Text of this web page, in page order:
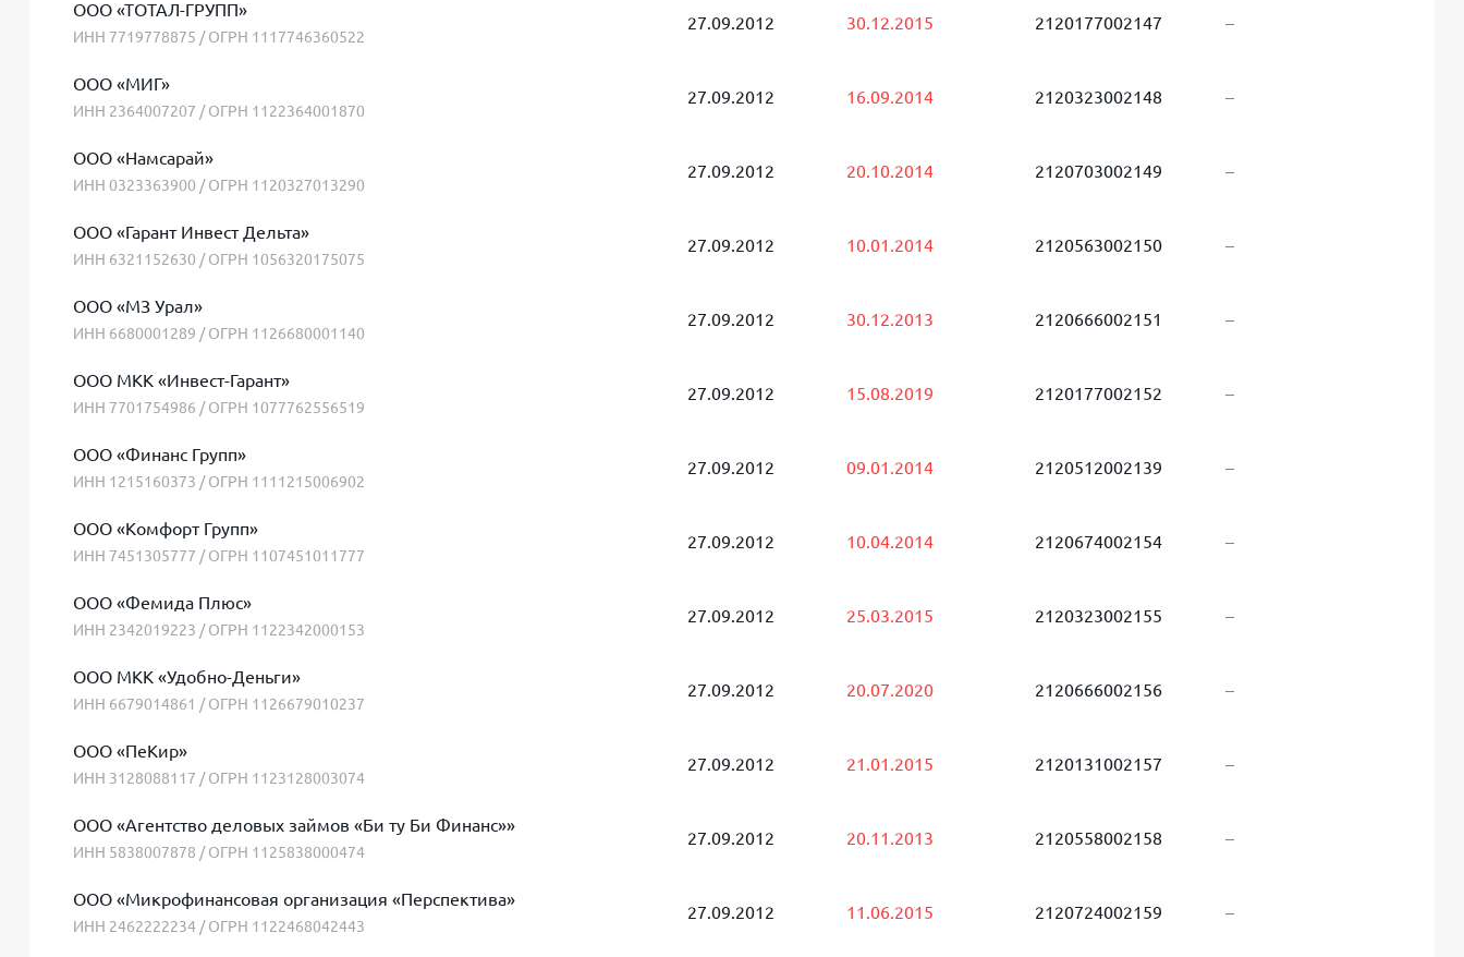
ООО «ТОТАЛ-ГРУПП»
ИНН 7719778875 / ОГРН 1117746360522
27.09.2012 30.12.2015 2120177002147 –
ООО «МИГ»
ИНН 2364007207 / ОГРН 1122364001870
27.09.2012 16.09.2014 2120323002148 –
ООО «Намсарай»
ИНН 0323363900 / ОГРН 1120327013290
27.09.2012 20.10.2014 2120703002149 –
ООО «Гарант Инвест Дельта»
ИНН 6321152630 / ОГРН 1056320175075
27.09.2012 10.01.2014 2120563002150 –
ООО «МЗ Урал»
ИНН 6680001289 / ОГРН 1126680001140
27.09.2012 30.12.2013 2120666002151 –
ООО МКК «Инвест-Гарант»
ИНН 7701754986 / ОГРН 1077762556519
27.09.2012 15.08.2019 2120177002152 –
ООО «Финанс Групп»
ИНН 1215160373 / ОГРН 1111215006902
27.09.2012 09.01.2014 2120512002139 –
ООО «Комфорт Групп»
ИНН 7451305777 / ОГРН 1107451011777
27.09.2012 10.04.2014 2120674002154 –
ООО «Фемида Плюс»
ИНН 2342019223 / ОГРН 1122342000153
27.09.2012 25.03.2015 2120323002155 –
ООО МКК «Удобно-Деньги»
ИНН 6679014861 / ОГРН 1126679010237
27.09.2012 20.07.2020 2120666002156 –
ООО «ПеКир»
ИНН 3128088117 / ОГРН 1123128003074
27.09.2012 21.01.2015 2120131002157 –
ООО «Агентство деловых займов «Би ту Би Финанс»»
ИНН 5838007878 / ОГРН 1125838000474
27.09.2012 20.11.2013 2120558002158 –
ООО «Микрофинансовая организация «Перспектива»
ИНН 2462222234 / ОГРН 1122468042443
27.09.2012 11.06.2015 2120724002159 –